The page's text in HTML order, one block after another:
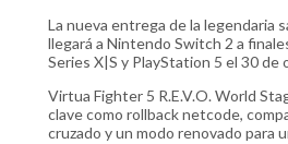
La nueva entrega de la legendaria
llegará a Nintendo Switch 2 a
Series X|S y PlayStation 5 el 30 de
Virtua Fighter 5 R.E.V.O. World
clave como rollback netcode,
cruzado y un modo renovado para